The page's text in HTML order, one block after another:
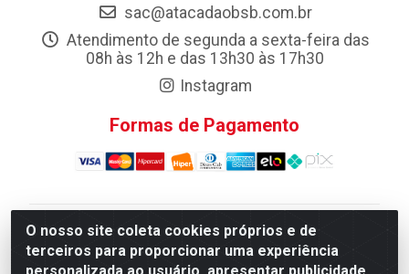
O nosso site coleta cookies próprios e de
terceiros para proporcionar uma experiência
sac@atacadaobsb.com.br
Atendimento de segunda a sexta-feira das
08h às 12h e das 13h30 às 17h30
Instagram
Formas de Pagamento
Atacadao da Limpeza F. Pereira Queiroz Comercio e
Distribuicao LTDA - Quadra Qi 10 Lotes 39 e, 41 - Setor
Industrial (Taguatinga), Brasília/DF - CEP 72.135-100 -